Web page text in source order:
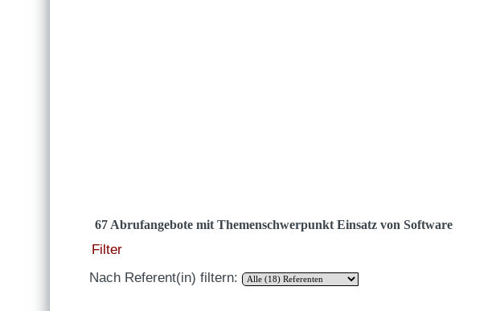
67 Abrufangebote mit Themenschwerpunkt Einsatz von Software
Filter
Nach Referent(in) filtern: